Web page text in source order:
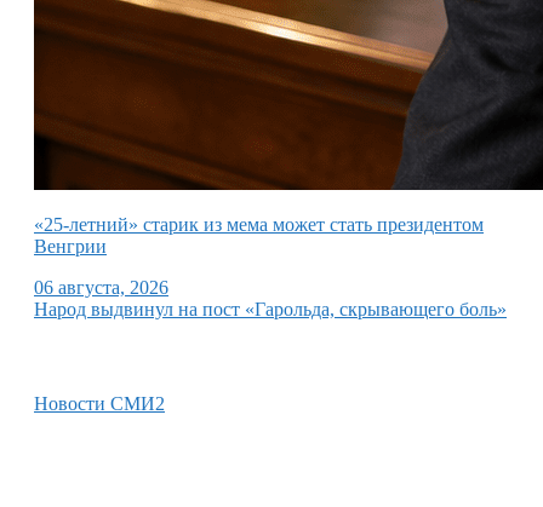
«25-летний» старик из мема может стать президентом
Венгрии
06 августа, 2026
Народ выдвинул на пост «Гарольда, скрывающего боль»
Новости СМИ2